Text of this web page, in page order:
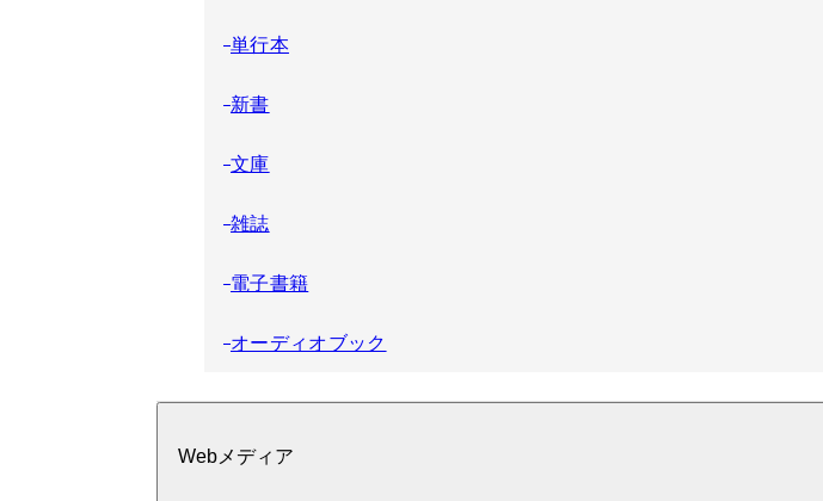
単行本
新書
文庫
雑誌
電子書籍
オーディオブック
Webメディア